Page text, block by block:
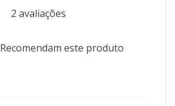
2 avaliações
Recomendam este produto